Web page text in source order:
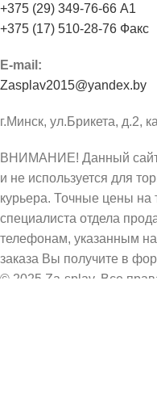
+375 (29) 349-76-66 А1
+375 (17) 510-28-76 Факс
E-mail:
Zasplav2015@yandex.by
г.Минск, ул.Брикета, д.2,
ВНИМАНИЕ! Данный сайт
и не используется для
курьера. Точные цены на
специалиста отдела
телефонам, указанным
заказа Вы получите в
© 2025 Za-splav. Все